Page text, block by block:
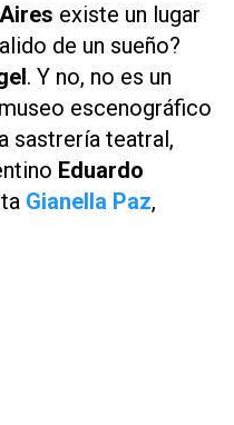
existe un lugar
de un sueño?
. Y no, no es un
escenográfico
sastrería teatral,
Eduardo
Gianella Paz,